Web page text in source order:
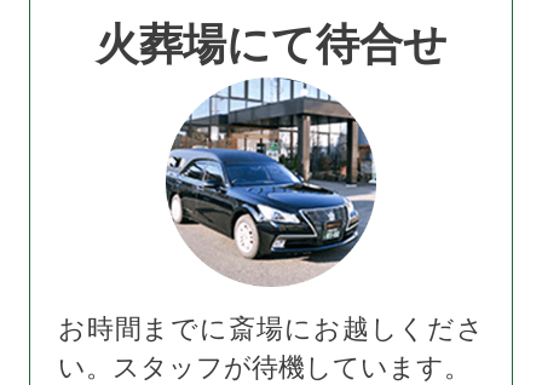
火葬場にて待合せ
お時間までに斎場にお越しくださ
い。スタッフが待機しています。